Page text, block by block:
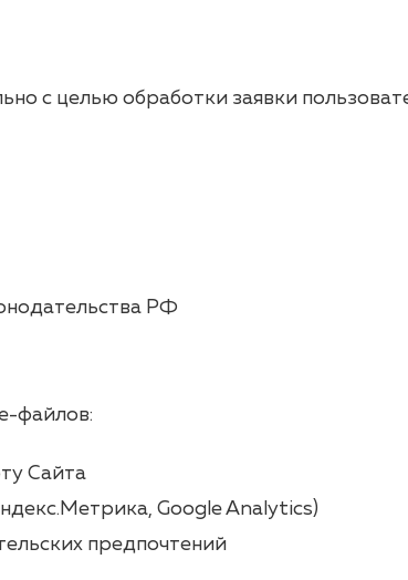
с целью обработки заявки
РФ
файлов:
Сайта
Google Analytics)
предпочтений